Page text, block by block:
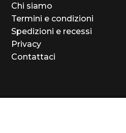
Chi siamo
Termini e condizioni
Spedizioni e recessi
Privacy
Contattaci